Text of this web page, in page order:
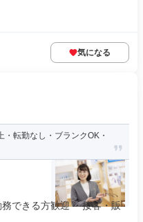
気になる
転勤なし・ブランクOK・
できる方歓迎 ・接客・販